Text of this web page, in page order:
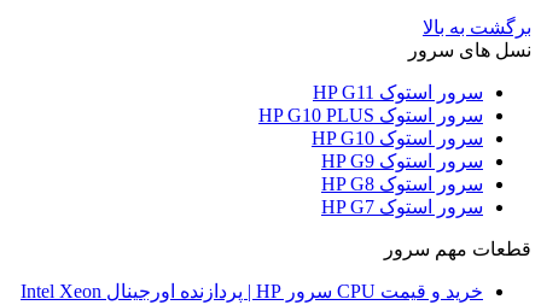
برگشت به بالا
نسل های سرور
سرور استوک HP G11
سرور استوک HP G10 PLUS
سرور استوک HP G10
سرور استوک HP G9
سرور استوک HP G8
سرور استوک HP G7
قطعات مهم سرور
خرید و قیمت CPU سرور HP | پردازنده اورجینال Intel Xeon